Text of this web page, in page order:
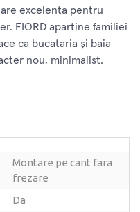
excelenta pentru
FIORD apartine familiei
ca bucataria și baia
nou, minimalist.
Montare pe cant fara
frezare
Da